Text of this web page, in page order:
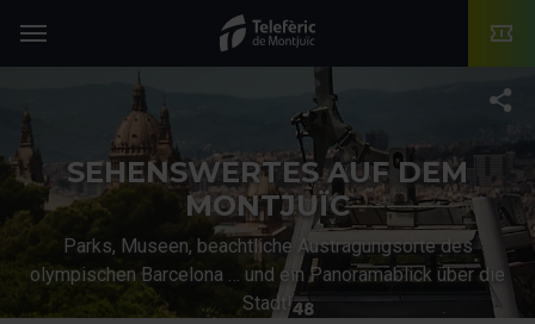
TMB-OCI
SEHENSWERTES AUF DEM
MONTJUÏC
Parks, Museen, beachtliche Austragungsorte des
olympischen Barcelona … und ein Panoramablick über die
Stadt!